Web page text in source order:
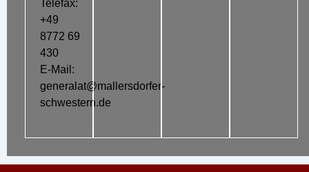
Telefax:
+49
8772 69
430
E-Mail:
generalat@mallersdorfer-
schwestern.de